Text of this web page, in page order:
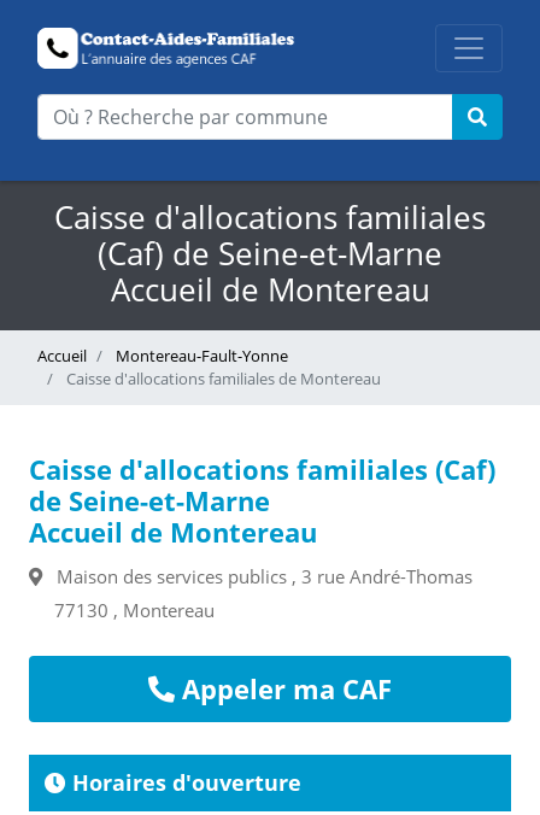
Caisse d'allocations familiales
(Caf) de Seine-et-Marne
Accueil de Montereau
Accueil
Montereau-Fault-Yonne
Caisse d'allocations familiales de Montereau
Caisse d'allocations familiales (Caf)
de Seine-et-Marne
Accueil de Montereau
Maison des services publics , 3 rue André-Thomas
77130 , Montereau
Appeler ma CAF
Horaires d'ouverture